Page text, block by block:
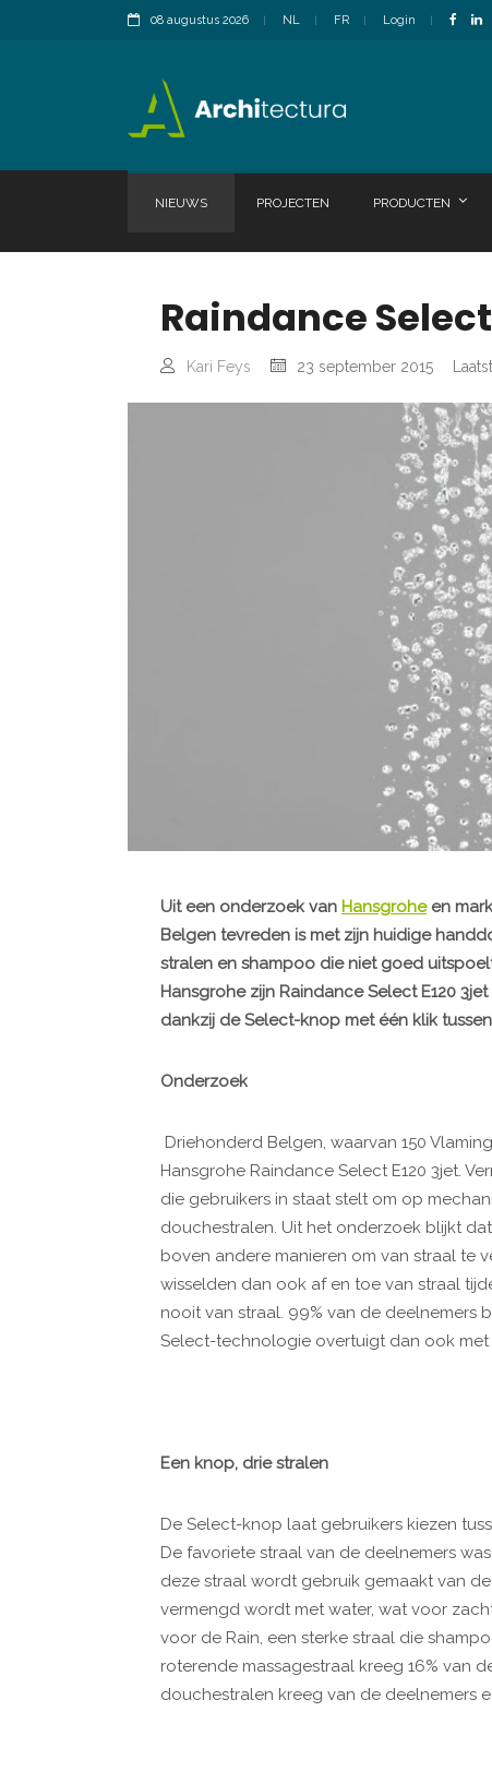
08 augustus 2026 NL FR Login
NIEUWS PROJECTEN PRODUCTEN
Raindance
Kari Feys 23 september 2015
Uit een onderzoek van Hansgroheen
Belgen tevreden is met zijn huidige
stralen en shampoo die niet goed
Hansgrohe zijn Raindance Select E120 3jet
dankzij de Select-knop met één klik
Onderzoek
Driehonderd Belgen, waarvan 150
Hansgrohe Raindance Select E120 3jet.
die gebruikers in staat stelt om op
douchestralen. Uit het onderzoek blijkt
boven andere manieren om van straal te
wisselden dan ook af en toe van straal
nooit van straal. 99% van de
Select-technologie overtuigt dan ook met
Een knop, drie stralen
De Select-knop laat gebruikers kiezen
De favoriete straal van de deelnemers
deze straal wordt gebruik gemaakt van
vermengd wordt met water, wat voor
voor de Rain, een sterke straal die
roterende massagestraal kreeg 16% van
douchestralen kreeg van de deelnemers